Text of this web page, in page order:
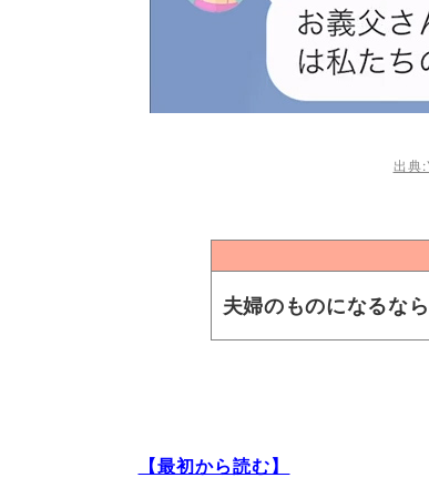
出典
夫婦のものになるな
【最初から読む】